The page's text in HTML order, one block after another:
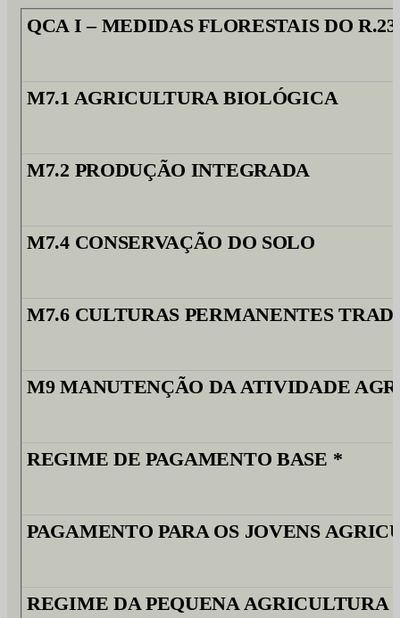
QCA I – MEDIDAS FLORESTAIS DO
M7.1 AGRICULTURA BIOLÓGICA
M7.2 PRODUÇÃO INTEGRADA
M7.4 CONSERVAÇÃO DO SOLO
M7.6 CULTURAS PERMANENTES
M9 MANUTENÇÃO DA ATIVIDADE
REGIME DE PAGAMENTO BASE *
PAGAMENTO PARA OS JOVENS
REGIME DA PEQUENA AGRICULTURA